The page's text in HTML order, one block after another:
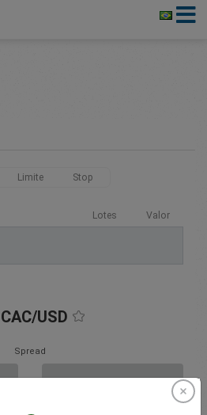
Limite Stop
Lotes Valor
CAC/USD
Spread
COMPRAR